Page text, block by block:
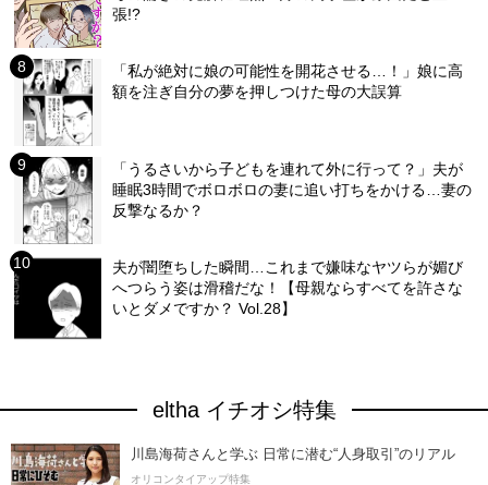
張!?
「私が絶対に娘の可能性を開花させる…！」娘に高
額を注ぎ自分の夢を押しつけた母の大誤算
「うるさいから子どもを連れて外に行って？」夫が
睡眠3時間でボロボロの妻に追い打ちをかける…妻の
反撃なるか？
夫が闇堕ちした瞬間…これまで嫌味なヤツらが媚び
へつらう姿は滑稽だな！【母親ならすべてを許さな
いとダメですか？ Vol.28】
eltha イチオシ特集
川島海荷さんと学ぶ 日常に潜む“人身取引”のリアル
オリコンタイアップ特集